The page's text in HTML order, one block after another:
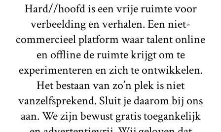
Hard//hoofd is een vrije ruimte voor
verbeelding en verhalen. Een niet-
commercieel platform waar talent online
en offline de ruimte krijgt om te
experimenteren en zich te ontwikkelen.
Het bestaan van zo’n plek is niet
vanzelfsprekend. Sluit je daarom bij ons
aan. We zijn bewust gratis toegankelijk